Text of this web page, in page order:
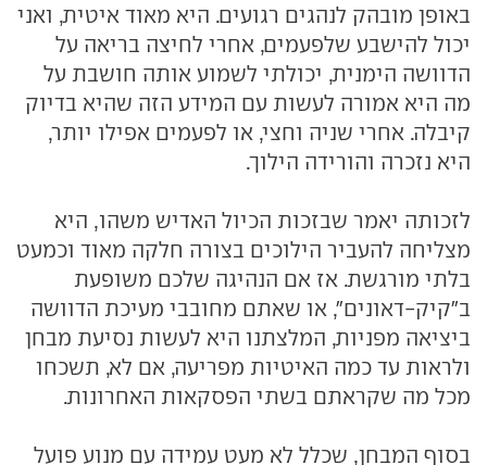
באופן מובהק לנהגים רגועים. היא מאוד איטית, ואני
יכול להישבע שלפעמים, אחרי לחיצה בריאה על
הדוושה הימנית, יכולתי לשמוע אותה חושבת על
מה היא אמורה לעשות עם המידע הזה שהיא בדיוק
קיבלה. אחרי שניה וחצי, או לפעמים אפילו יותר,
היא נזכרה והורידה הילוך.
לזכותה יאמר שבזכות הכיול האדיש משהו, היא
מצליחה להעביר הילוכים בצורה חלקה מאוד וכמעט
בלתי מורגשת. אז אם הנהיגה שלכם משופעת
ב"קיק-דאונים", או שאתם מחובבי מעיכת הדוושה
ביציאה מפניות, המלצתנו היא לעשות נסיעת מבחן
ולראות עד כמה האיטיות מפריעה, אם לא, תשכחו
מכל מה שקראתם בשתי הפסקאות האחרונות.
בסוף המבחן, שכלל לא מעט עמידה עם מנוע פועל